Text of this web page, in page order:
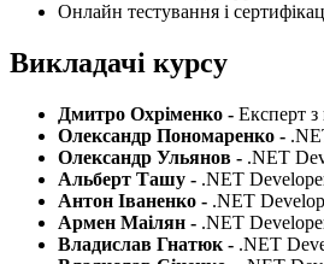
Онлайн тестування і
Викладачі курсу
Дмитро Охріменко - Експерт з
Олександр Пономаренко -
Олександр Ульянов - .NET
Альберт Ташу - .NET
Антон Іваненко - .NET
Армен Маілян - .NET
Владислав Гнатюк - .NET